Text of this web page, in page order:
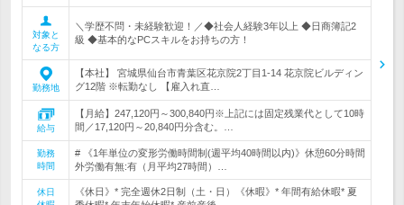
対象と
なる方
＼学歴不問・未経験歓迎！／◆社会人経験3年以上 ◆日商簿記2
級 ◆基本的なPCスキルをお持ちの方！
勤務地
【本社】 宮城県仙台市青葉区花京院2丁目1-14 花京院ビルディン
グ12階 ※転勤なし 【雇入れ直…
給与
【月給】247,120円～300,840円※上記には固定残業代として10時
間／17,120円～20,840円分含む。…
勤務
時間
# 《1年単位の変形労働時間制(週平均40時間以内)》休憩60分時間
外労働有無:有（月平均27時間）…
休日
《休日》* 完全週休2日制（土・日）《休暇》* 年間有給休暇* 夏